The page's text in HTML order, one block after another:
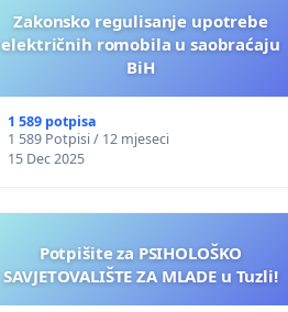
Zakonsko regulisanje upotrebe
električnih romobila u saobraćaju
BiH
1 589 potpisa
1 589 Potpisi / 12 mjeseci
15 Dec 2025
Potpišite za PSIHOLOŠKO
SAVJETOVALIŠTE ZA MLADE u Tuzli!